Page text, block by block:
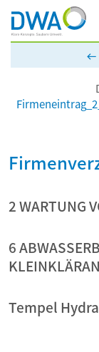
2 WARTUNG
6
Tempel